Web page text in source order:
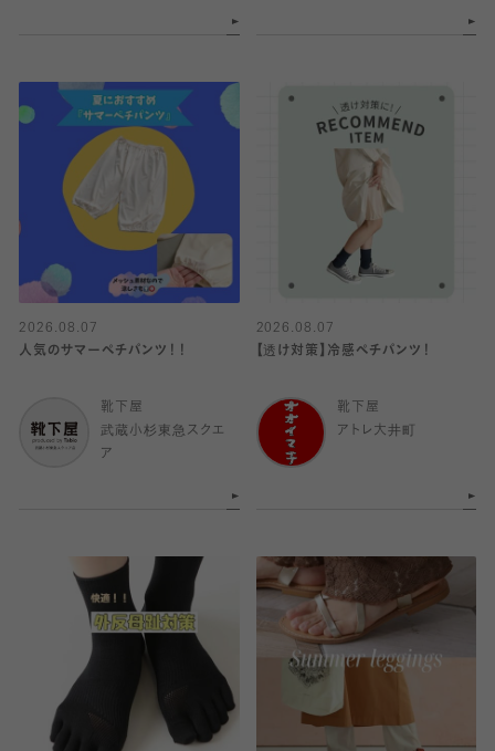
2026.08.07
人気のサマーペチパンツ！！
靴下屋
武蔵小杉東急スクエ
ア
2026.08.07
【透け対策】冷感ペチパンツ！
靴下屋
アトレ大井町